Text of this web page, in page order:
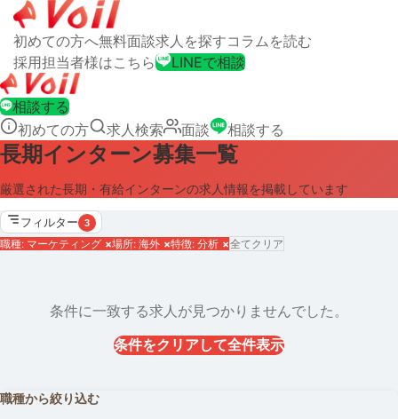
初めての方へ無料面談求人を探すコラムを読む
採用担当者様はこちら
LINEで相談
相談する
初めての方
求人検索 面談 相談する
長期インターン募集一覧
厳選された長期・有給インターンの求人情報を掲載しています
フィルター 3
職種: マーケティング ×場所: 海外 ×特徴: 分析 ×全てクリア
条件に一致する求人が見つかりませんでした。
条件をクリアして全件表示
職種から絞り込む